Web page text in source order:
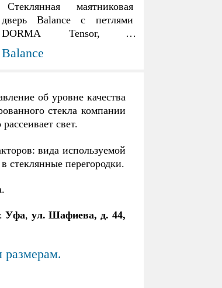
Стеклянная маятниковая
дверь Balance с петлями
DORMA Tensor, с
пружинным механизмом
возврата и фиксации в
дверных петель позволяет
устанавливать их в
вариантах: стена + стекло
Balance
об уровне качества
стекла компании
свет.
вида используемой
стеклянные перегородки.
Уфа, ул. Шафиева, д. 44,
размерам.